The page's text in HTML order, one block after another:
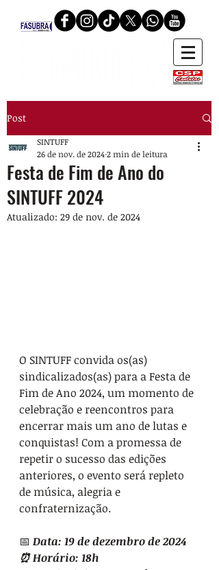
Post
Festa de Fim de Ano do
SINTUFF 2024
SINTUFF
26 de nov. de 20242 min de leitura
Atualizado: 29 de nov. de 2024
O SINTUFF convida os(as)
sindicalizados(as) para a Festa de
Fim de Ano 2024, um momento de
celebração e reencontros para
encerrar mais um ano de lutas e
conquistas! Com a promessa de
repetir o sucesso das edições
anteriores, o evento será repleto
de música, alegria e
confraternização.
📅 Data: 19 de dezembro de 2024
⏰ Horário: 18h